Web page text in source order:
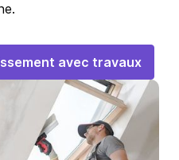
avec travaux